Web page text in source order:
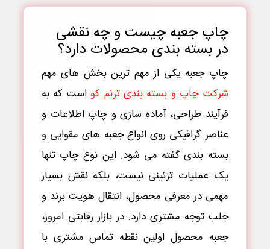
چاپ جعبه چیست و چه نقشی
در بسته بندی محصولات دارد؟
چاپ جعبه یکی از مهم ترین بخش های مهم
شرکت چاپ و بسته بندی ترنم کواست که به
فرآیند طراحی، آماده سازی و چاپ اطلاعات و
عناصر گرافیکی روی انواع جعبه های مقوایی و
بسته بندی گفته می شود. این نوع چاپ تنها
یک عملیات تزئینی نیست، بلکه نقش بسیار
مهمی در معرفی محصول، انتقال هویت برند و
جلب توجه مشتری دارد. در بازار رقابتی امروز،
جعبه محصول اولین نقطه تماس مشتری با